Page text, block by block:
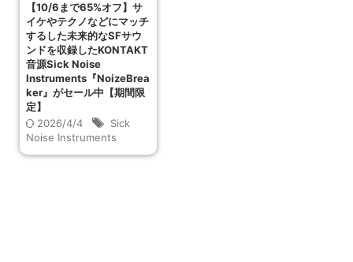
【10/6まで65%オフ】サ
イケやテクノなどにマッチ
するした未来的なSFサウ
ンドを収録したKONTAKT
音源Sick Noise
Instruments『NoizeBrea
ker』がセール中【期間限
定】
2026/4/4
Sick
Noise Instruments